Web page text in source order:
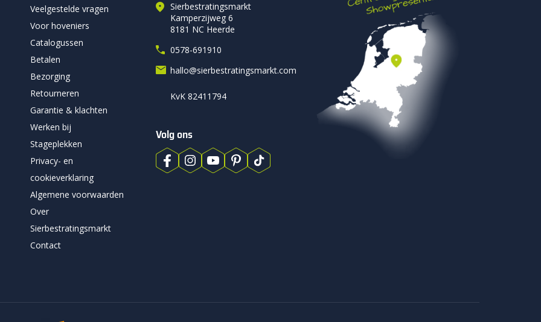
Veelgestelde vragen
Voor hoveniers
Catalogussen
Betalen
Bezorging
Retourneren
Garantie & klachten
Werken bij
Stageplekken
Privacy- en
cookieverklaring
Algemene voorwaarden
Over
Sierbestratingsmarkt
Contact
Sierbestratingsmarkt
Kamperzijweg 6
8181 NC Heerde
0578-691910
hallo@sierbestratingsmarkt.com
KvK 82411794
Volg ons